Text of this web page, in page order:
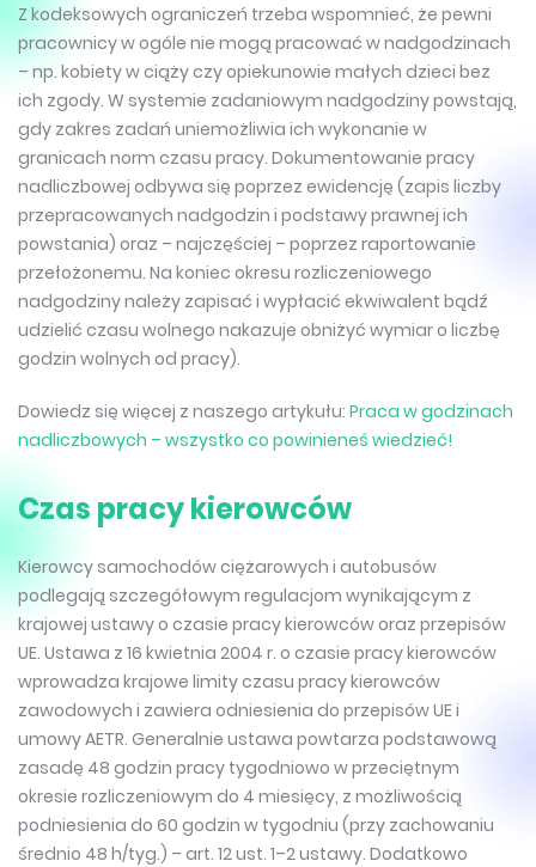
Z kodeksowych ograniczeń trzeba wspomnieć, że pewni
pracownicy w ogóle nie mogą pracować w nadgodzinach
– np. kobiety w ciąży czy opiekunowie małych dzieci bez
ich zgody. W systemie zadaniowym nadgodziny powstają,
gdy zakres zadań uniemożliwia ich wykonanie w
granicach norm czasu pracy. Dokumentowanie pracy
nadliczbowej odbywa się poprzez ewidencję (zapis liczby
przepracowanych nadgodzin i podstawy prawnej ich
powstania) oraz – najczęściej – poprzez raportowanie
przełożonemu. Na koniec okresu rozliczeniowego
nadgodziny należy zapisać i wypłacić ekwiwalent bądź
udzielić czasu wolnego nakazuje obniżyć wymiar o liczbę
godzin wolnych od pracy).
Dowiedz się więcej z naszego artykułu: Praca w godzinach
nadliczbowych – wszystko co powinieneś wiedzieć!
Czas pracy kierowców
Kierowcy samochodów ciężarowych i autobusów
podlegają szczegółowym regulacjom wynikającym z
krajowej ustawy o czasie pracy kierowców oraz przepisów
UE. Ustawa z 16 kwietnia 2004 r. o czasie pracy kierowców
wprowadza krajowe limity czasu pracy kierowców
zawodowych i zawiera odniesienia do przepisów UE i
umowy AETR. Generalnie ustawa powtarza podstawową
zasadę 48 godzin pracy tygodniowo w przeciętnym
okresie rozliczeniowym do 4 miesięcy, z możliwością
podniesienia do 60 godzin w tygodniu (przy zachowaniu
średnio 48 h/tyg.) – art. 12 ust. 1–2 ustawy. Dodatkowo